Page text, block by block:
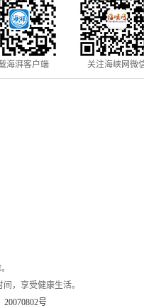
载海湃客户端 关注海峡网微
，享受健康生活。
号